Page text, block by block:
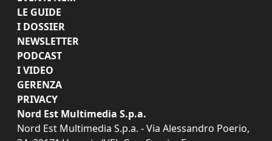
LE GUIDE
I DOSSIER
NEWSLETTER
PODCAST
I VIDEO
GERENZA
PRIVACY
Nord Est Multimedia S.p.a.
Nord Est Multimedia S.p.a. - Via Alessandro Poerio,